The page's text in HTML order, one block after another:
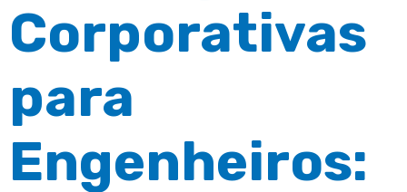
Corporativas
para
Engenheiros: